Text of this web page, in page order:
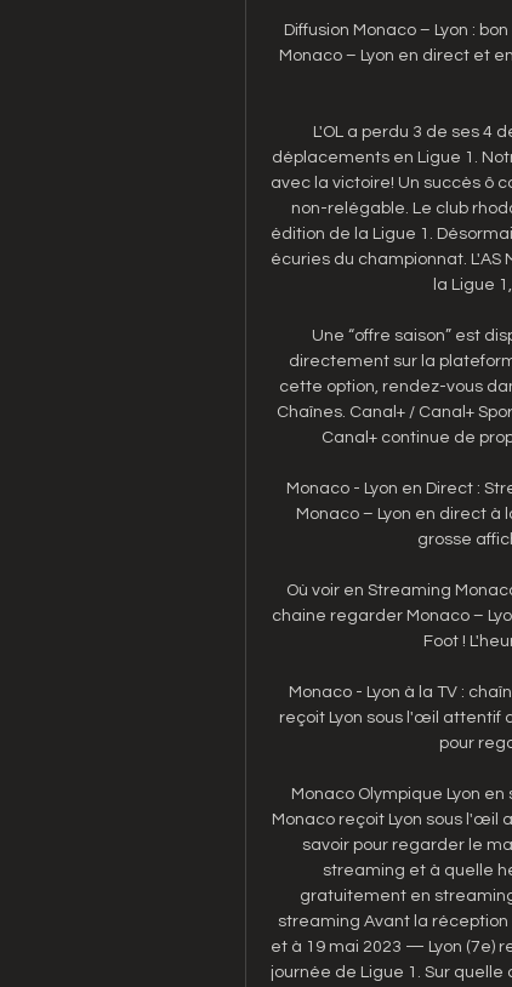
Diffusion Monaco – Lyon :
Monaco – Lyon en direct et
L'OL a perdu 3 de ses 4
déplacements en Ligue 1.
avec la victoire! Un succès ô
non-relégable. Le club
édition de la Ligue 1.
écuries du championnat.
la Ligue
Une “offre saison” est
directement sur la
cette option, rendez-vous
Chaînes. Canal+ / Canal+
Canal+ continue de
Monaco - Lyon en Direct :
Monaco – Lyon en direct à
grosse
Où voir en Streaming
chaine regarder Monaco –
Foot !
Monaco - Lyon à la TV :
reçoit Lyon sous l'œil attentif
pour
Monaco Olympique Lyon
Monaco reçoit Lyon sous l'œil
savoir pour regarder le
streaming et à quelle
gratuitement en
streaming Avant la réception
et à 19 mai 2023 — Lyon (7e)
journée de Ligue 1. Sur